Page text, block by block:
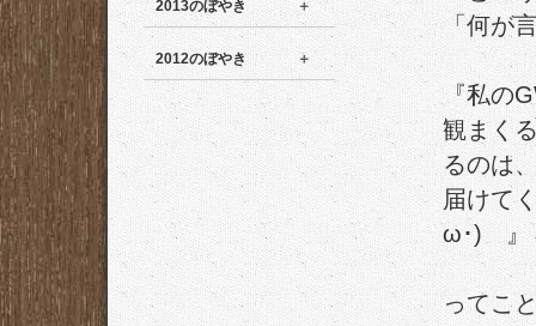
2013のぼやき
2012のぼやき
「何が
『私の
観まく
るのは
届けて
ω･)ゞ』
ってこ